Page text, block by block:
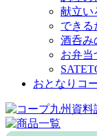
献立い
できる
酒呑み
お弁当
おとなりコ